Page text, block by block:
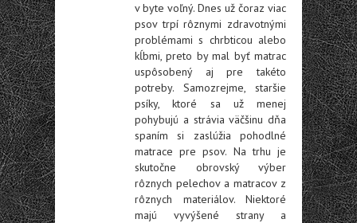
v byte voľný. Dnes už čoraz viac
psov trpí rôznymi zdravotnými
problémami s chrbticou alebo
kĺbmi, preto by mal byť matrac
uspôsobený aj pre takéto
potreby. Samozrejme, staršie
psíky, ktoré sa už menej
pohybujú a strávia väčšinu dňa
spaním si zaslúžia pohodlné
matrace pre psov. Na trhu je
skutočne obrovský výber
rôznych pelechov a matracov z
rôznych materiálov. Niektoré
majú vyvýšené strany a